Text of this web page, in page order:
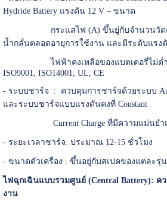
Hydride Battery แรงดัน 12 V – ขนาด
กระแสไฟ (A) ขึ้นยู่กับจำนวนวัตต์ที่ต้
น้ำกลั่นตลอดอายุการใช้งาน และมีระดับแรง
ไฟฟ้าคงเหลือของแบตเตอรี่ไม่ต่ำกว่
ISO9001, ISO14001, UL, CE
- ระบบชาร์จ : ควบคุมการชาร์จด้วยระบบ
และระบบชาร์จแบบแรงดันคงที่ Constant
Current Charge ที่มีความแม่นยำแ
- ระยะเวลาชาร์จ: ประมาณ 12-15 ชั่วโมง
- ขนาดตัวเครื่อง : ขึ้นอยู่กับสเปคของแต่ละรุ่น
ไฟฉุกเฉินแบบรวมศูนย์ (Central Battery): ค
งาน